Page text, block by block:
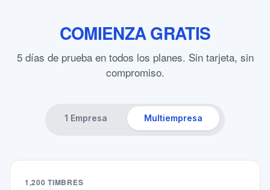
COMIENZA GRATIS
5 días de prueba en todos los planes. Sin tarjeta, sin
compromiso.
1 Empresa Multiempresa
1,200 TIMBRES